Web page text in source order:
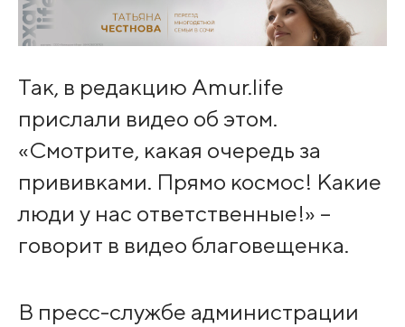
Так, в редакцию Amur.life
прислали видео об этом.
«Смотрите, какая очередь за
прививками. Прямо космос! Какие
люди у нас ответственные!» –
говорит в видео благовещенка.
В пресс-службе администрации